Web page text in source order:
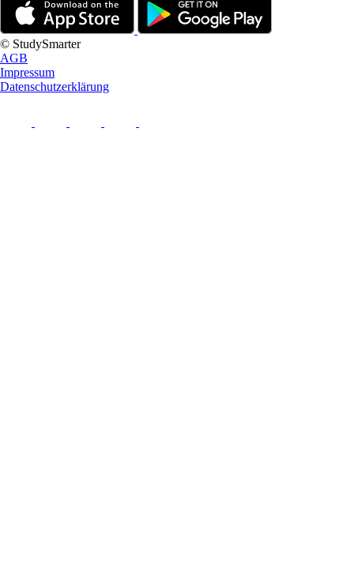
© StudySmarter
AGB
Impressum
Datenschutzerklärung